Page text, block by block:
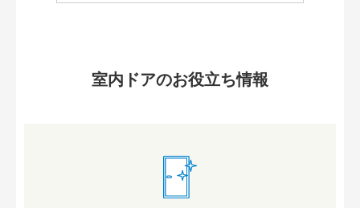
室内ドアのお役立ち情報